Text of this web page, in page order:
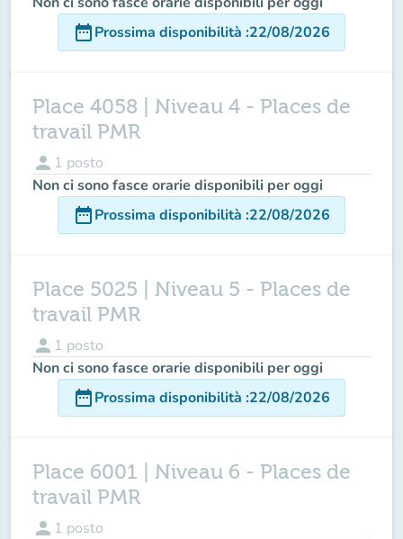
date_rangeProssima disponibilità :22/08/2026
Place 4058 | Niveau 4 - Places de
travail PMR
person 1 posto
Non ci sono fasce orarie disponibili per oggi
date_rangeProssima disponibilità :22/08/2026
Place 5025 | Niveau 5 - Places de
travail PMR
person 1 posto
Non ci sono fasce orarie disponibili per oggi
date_rangeProssima disponibilità :22/08/2026
Place 6001 | Niveau 6 - Places de
travail PMR
person 1 posto